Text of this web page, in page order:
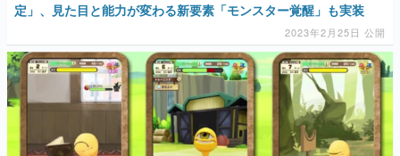
定」、見た目と能力が変わる新要素「モンスター覚醒」も実装
2023年2月25日 公開